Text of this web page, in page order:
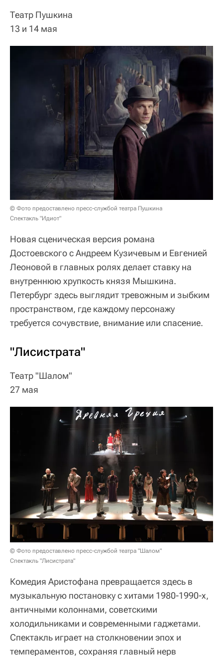
Театр Пушкина
13 и 14 мая
© Фото предоставлено пресс-службой театра Пушкина
Спектакль "Идиот"
Новая сценическая версия романа
Достоевского с Андреем Кузичевым и Евгенией
Леоновой в главных ролях делает ставку на
внутреннюю хрупкость князя Мышкина.
Петербург здесь выглядит тревожным и зыбким
пространством, где каждому персонажу
требуется сочувствие, внимание или спасение.
"Лисистрата"
Театр "Шалом"
27 мая
© Фото предоставлено пресс-службой театра "Шалом"
Спектакль "Лисистрата"
Комедия Аристофана превращается здесь в
музыкальную постановку с хитами 1980-1990-х,
античными колоннами, советскими
холодильниками и современными гаджетами.
Спектакль играет на столкновении эпох и
темпераментов, сохраняя главный нерв